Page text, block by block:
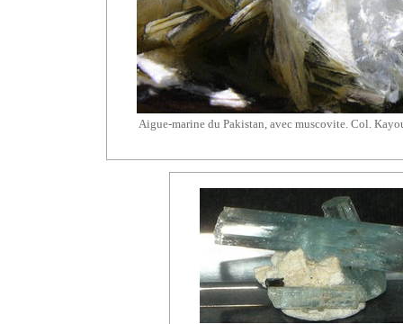
Aigue-marine du Pakistan, avec muscovite. Col.